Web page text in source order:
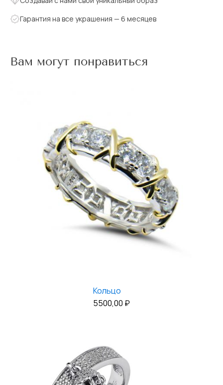
Гарантия на все украшения — 6 месяцев
Вам могут понравиться
Кольцо
5500,00 ₽